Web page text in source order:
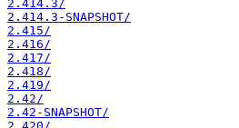
2.414.3/
2.414.3-SNAPSHOT/
2.415/
2.416/
2.417/
2.418/
2.419/
2.42/
2.42-SNAPSHOT/